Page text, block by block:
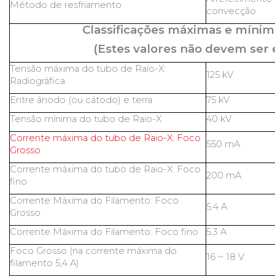
Método de resfriamento
convecção
Classificações máximas e
(Estes valores não devem ser
Tensão máxima do tubo de Raio-X:
Radiográfica
125 kV
Entre ânodo (ou cátodo) e terra
75 kV
Tensão mínima do tubo de Raio-X
40 kV
Corrente máxima do tubo de Raio-X: Foco
Grosso
550 mA
Corrente máxima do tubo de Raio-X: Foco
fino
200 mA
Corrente Máxima do Filamento: Foco
Grosso
5.4 A
Corrente Máxima do Filamento: Foco fino
5.3 A
Foco Grosso (na corrente máxima do
filamento 5,4 A)
16 ~ 18 V